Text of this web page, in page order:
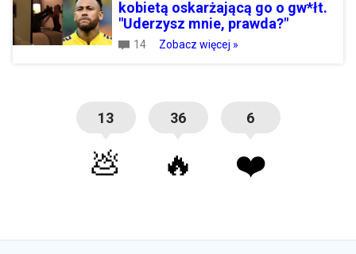
kobietą oskarżającą go o gw*łt.
"Uderzysz mnie, prawda?"
14 Zobacz więcej »
13
💩
36
🔥
6
❤️